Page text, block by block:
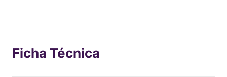
Ficha Técnica